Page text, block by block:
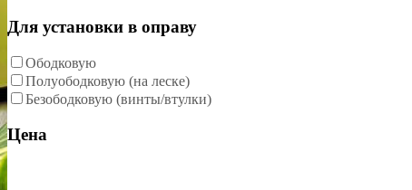
Для установки в оправу
Ободковую
Полуободковую (на леске)
Безободковую (винты/втулки)
Цена